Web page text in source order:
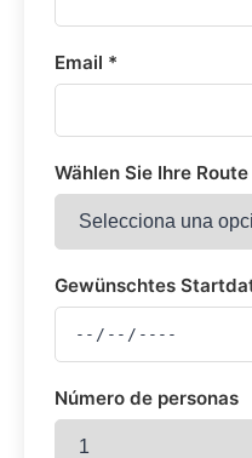
Email *
Wählen Sie Ihre
Gewünschtes
Número de personas